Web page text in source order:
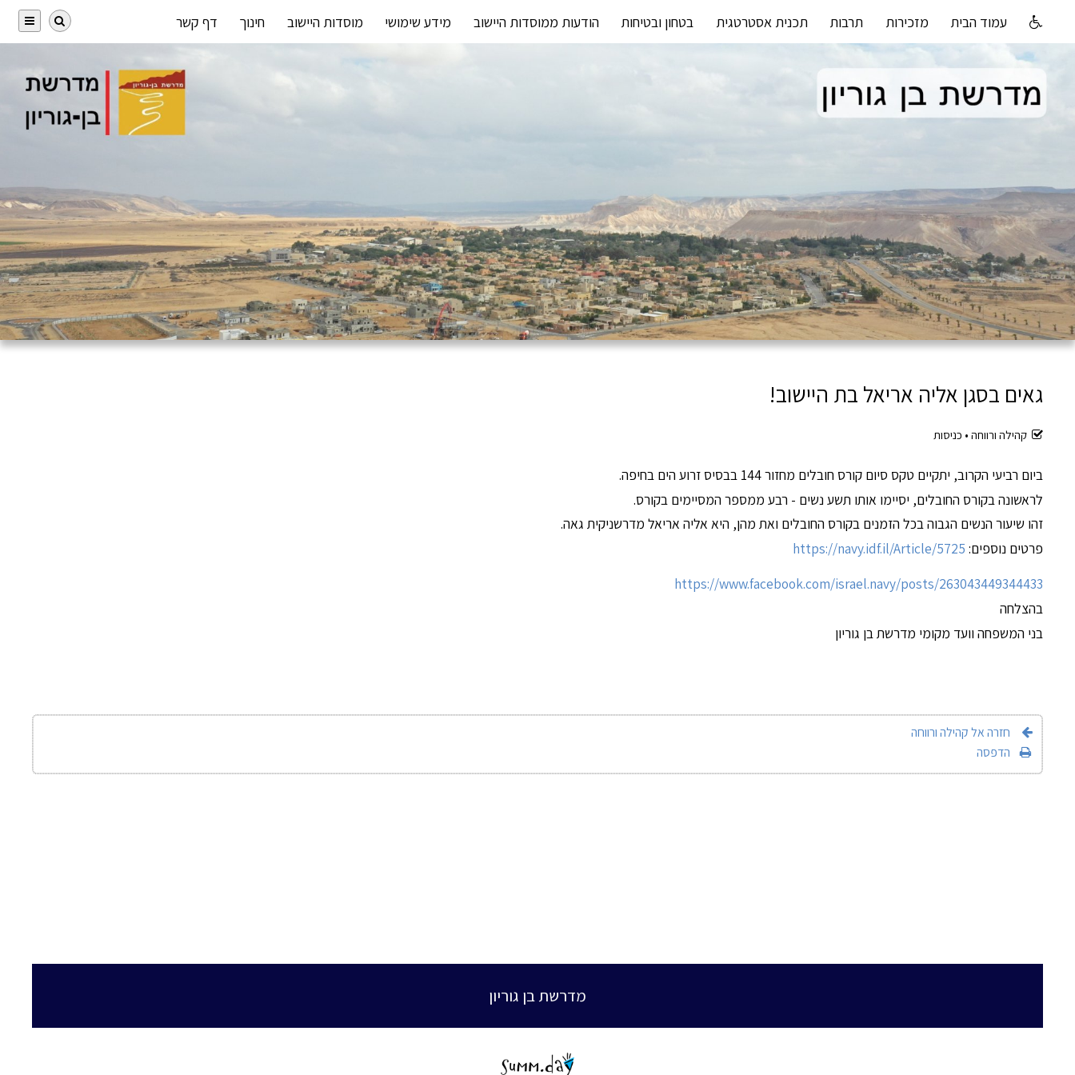
עמוד הבית מזכירות תרבות תכנית אסטרטגית בטחון ובטיחות הודעות ממוסדות היישוב מידע שימושי מוסדות היישוב חינוך דף קשר
גאים בסגן אליה אריאל בת היישוב!
קהילה ורווחה • כניסות
ביום רביעי הקרוב, יתקיים טקס סיום קורס חובלים מחזור 144 בבסיס זרוע הים בחיפה.
לראשונה בקורס החובלים, יסיימו אותו תשע נשים - רבע ממספר המסיימים בקורס.
זהו שיעור הנשים הגבוה בכל הזמנים בקורס החובלים ואת מהן, היא אליה אריאל מדרשניקית גאה.
פרטים נוספים: https://navy.idf.il/Article/5725
https://www.facebook.com/israel.navy/posts/263043449344433
בהצלחה
בני המשפחה וועד מקומי מדרשת בן גוריון
חזרה אל קהילה ורווחה
הדפסה
מדרשת בן גוריון